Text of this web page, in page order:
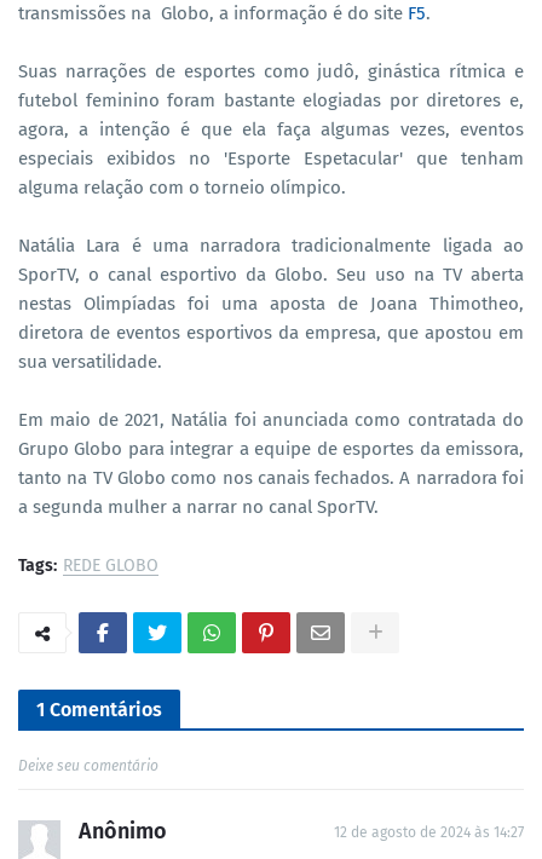
transmissões na Globo, a informação é do site F5.
Suas narrações de esportes como judô, ginástica rítmica e
futebol feminino foram bastante elogiadas por diretores e,
agora, a intenção é que ela faça algumas vezes, eventos
especiais exibidos no 'Esporte Espetacular' que tenham
alguma relação com o torneio olímpico.
Natália Lara é uma narradora tradicionalmente ligada ao
SporTV, o canal esportivo da Globo. Seu uso na TV aberta
nestas Olimpíadas foi uma aposta de Joana Thimotheo,
diretora de eventos esportivos da empresa, que apostou em
sua versatilidade.
Em maio de 2021, Natália foi anunciada como contratada do
Grupo Globo para integrar a equipe de esportes da emissora,
tanto na TV Globo como nos canais fechados. A narradora foi
a segunda mulher a narrar no canal SporTV.
Tags: REDE GLOBO
1 Comentários
Deixe seu comentário
Anônimo 12 de agosto de 2024 às 14:27